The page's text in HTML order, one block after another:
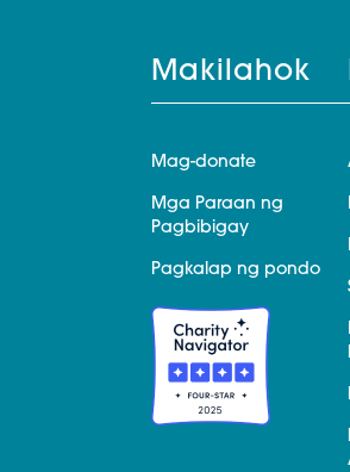
Makilahok
Mag-donate
Mga Paraan ng
Pagbibigay
Pagkalap ng pondo